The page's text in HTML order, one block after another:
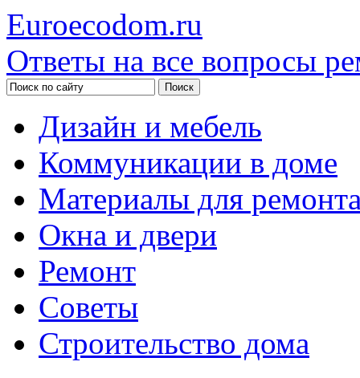
Euroecodom.ru
Ответы на все вопросы
Дизайн и мебель
Коммуникации в доме
Материалы для
Окна и двери
Ремонт
Советы
Строительство дома